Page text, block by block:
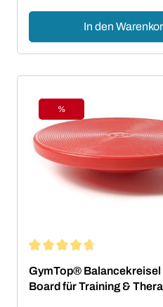
In den
Rabatt
%
GymTop® Balancekreisel
Board für Training &